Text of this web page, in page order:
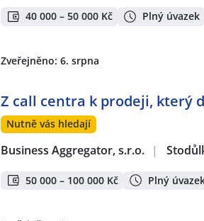
40 000 – 50 000 Kč Plný úvazek
Zveřejněno: 6. srpna
Z call centra k prodeji, který
Nutně vás hledají
Business Aggregator, s.r.o. |
50 000 – 100 000 Kč Plný